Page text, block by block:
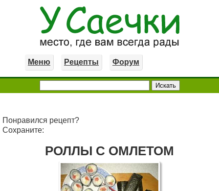
Меню Рецепты Форум
Понравился рецепт?
Сохраните:
РОЛЛЫ С ОМЛЕТОМ